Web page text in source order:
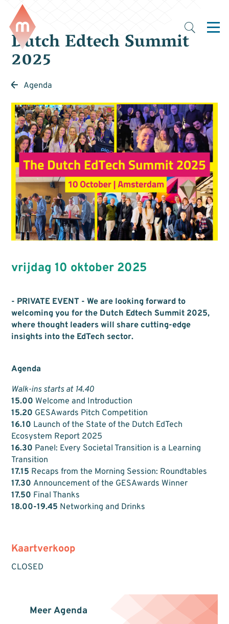
Dutch Edtech Summit
2025
Agenda
vrijdag 10 oktober 2025
​- PRIVATE EVENT - We are looking forward to
welcoming you for the Dutch Edtech Summit 2025,
where thought leaders will share cutting-edge
insights into the EdTech sector.
Agenda
Walk-ins starts at 14.40
15.00 Welcome and Introduction
15.20 GESAwards Pitch Competition
16.10 Launch of the State of the Dutch EdTech
Ecosystem Report 2025
16.30 Panel: Every Societal Transition is a Learning
Transition
17.15 Recaps from the Morning Session: Roundtables
17.30 Announcement of the GESAwards Winner
17.50 Final Thanks
18.00-19.45 Networking and Drinks
Kaartverkoop
CLOSED
Meer Agenda